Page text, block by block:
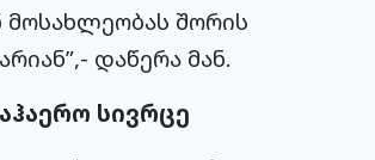
მოსახლეობას შორის
დაწერა მან.
სივრცე